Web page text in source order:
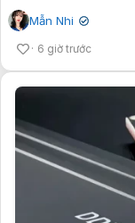
Mẫn Nhi ✔
6 giờ trước